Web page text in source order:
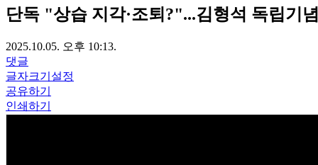
단독 "상습 지각·조퇴?"...김형석 독립기
2025.10.05. 오후 10:13.
댓글
글자크기설정
공유하기
인쇄하기